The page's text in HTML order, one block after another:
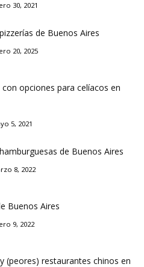
30, 2021
de Buenos Aires
20, 2025
opciones para celíacos en
5, 2021
de Buenos Aires
8, 2022
Buenos Aires
9, 2022
(peores) restaurantes chinos en